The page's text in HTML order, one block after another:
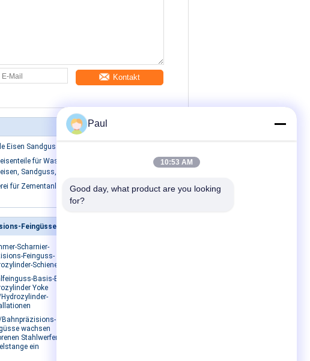
Kontakt
Eisen Sandguss Ablaufrinnen Gitter Gully Gitter
für Wasserpumpen aus duktilem
Sandguss, Tauchpumpe aus Gusseisen
für Zementanlagen
Feingüsse
Scharnier-
Feinguss-
Schienenplatten
Basis-Enden-
Yoke
Hydrozylinder-
wachsen
Stahlwerfenzug
ein
Paul
10:53 AM
Good day, what product are you looking
for?